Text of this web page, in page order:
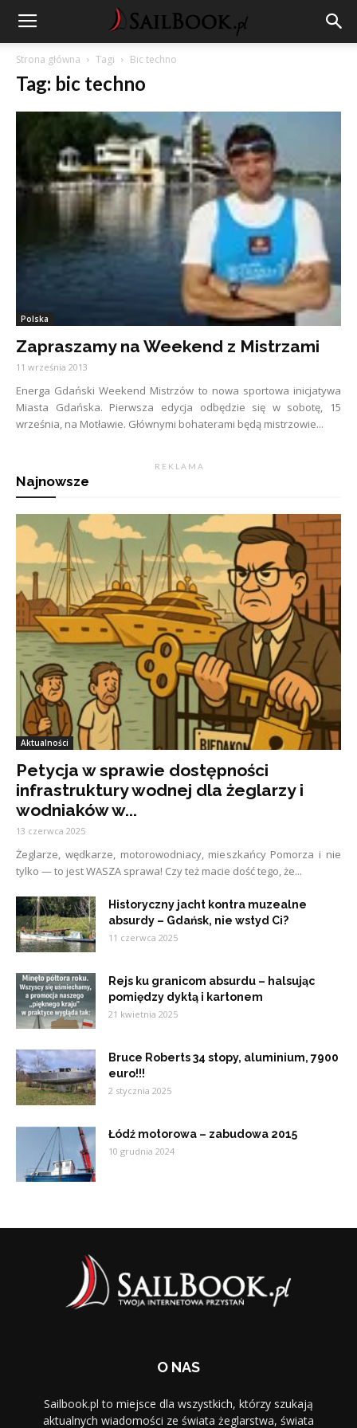
Strona główna Tagi Bic techno
Tag: bic techno
Polska
Zapraszamy na Weekend z Mistrzami
11 września 2013
Energa Gdański Weekend Mistrzów to nowa sportowa inicjatywa
Miasta Gdańska. Pierwsza edycja odbędzie się w sobotę, 15
września, na Motławie. Głównymi bohaterami będą mistrzowie...
R E K L A M A
Najnowsze
Aktualności
Petycja w sprawie dostępności
infrastruktury wodnej dla żeglarzy i
wodniaków w...
13 czerwca 2025
Żeglarze, wędkarze, motorowodniacy, mieszkańcy Pomorza i nie
tylko — to jest WASZA sprawa! Czy też macie dość tego, że...
Historyczny jacht kontra muzealne
absurdy – Gdańsk, nie wstyd Ci?
11 czerwca 2025
Rejs ku granicom absurdu – halsując
pomiędzy dyktą i kartonem
21 kwietnia 2025
Bruce Roberts 34 stopy, aluminium, 7900
euro!!!
2 stycznia 2025
Łódź motorowa – zabudowa 2015
10 grudnia 2024
O NAS
Sailbook.pl to miejsce dla wszystkich, którzy szukają
aktualnych wiadomości ze świata żeglarstwa, świata